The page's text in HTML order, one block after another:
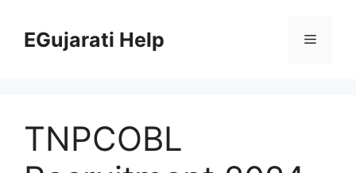
contentEGujarati Help Menu
TNPCOBL